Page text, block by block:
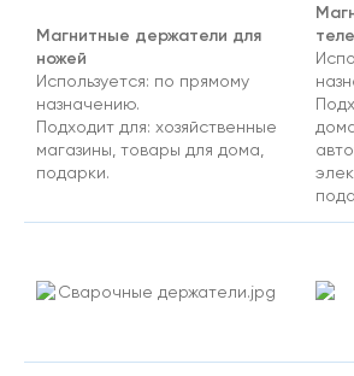
Магнитные держатели для
ножей
Используется: по прямому
назначению.
Подходит для: хозяйственные
магазины, товары для дома,
подарки.